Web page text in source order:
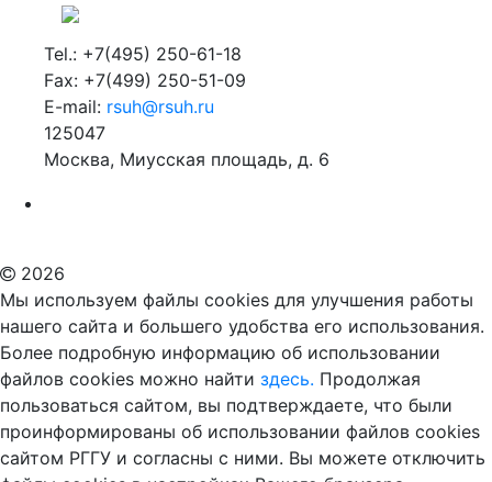
Tel.: +7(495) 250-61-18
Fax: +7(499) 250-51-09
E-mail: rsuh@rsuh.ru
125047
Москва, Миусская площадь, д. 6
2026
Мы используем файлы cookies для улучшения работы
нашего сайта и большего удобства его использования.
Более подробную информацию об использовании
файлов cookies можно найти здесь. Продолжая
пользоваться сайтом, вы подтверждаете, что были
проинформированы об использовании файлов cookies
сайтом РГГУ и согласны с ними. Вы можете отключить